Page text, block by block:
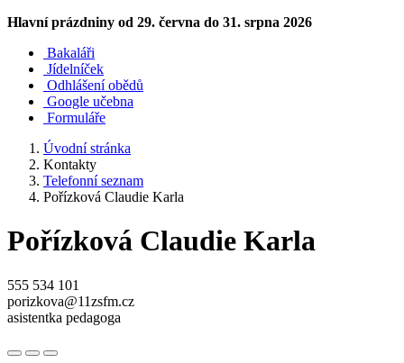
Hlavní prázdniny od 29. června do 31. srpna 2026
Bakaláři
Jídelníček
Odhlášení obědů
Google učebna
Formuláře
Úvodní stránka
Kontakty
Telefonní seznam
Pořízková Claudie Karla
Pořízková Claudie Karla
555 534 101
porizkova@11zsfm.cz
asistentka pedagoga